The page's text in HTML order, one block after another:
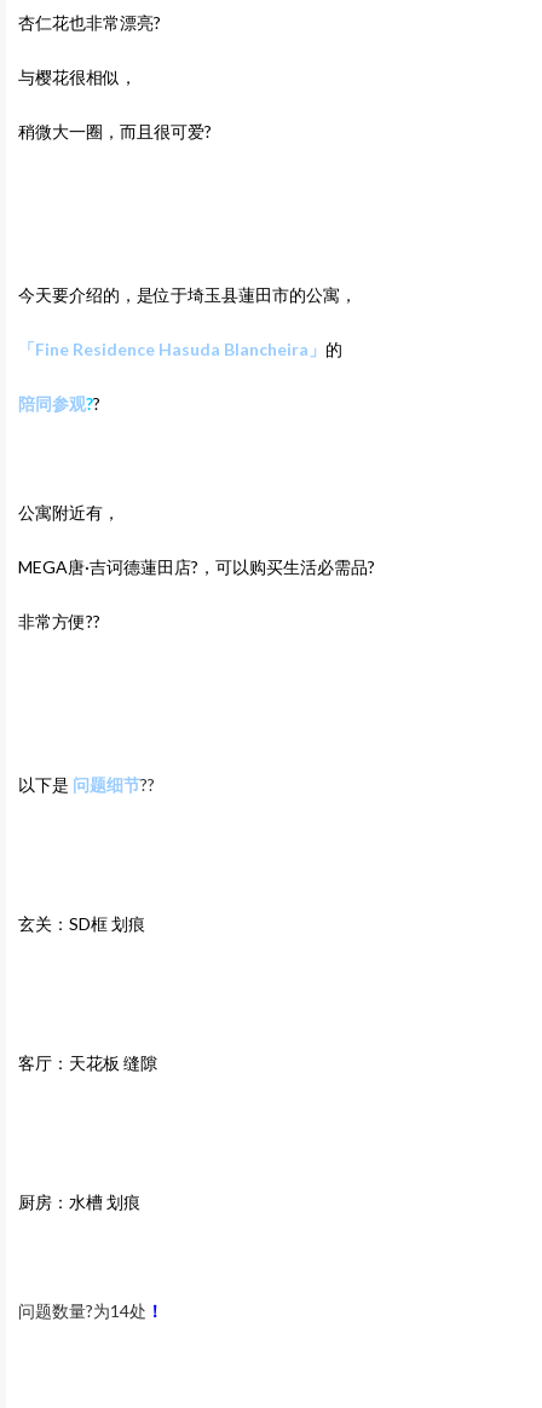
杏仁花也非常漂亮?
与樱花很相似，
稍微大一圈，而且很可爱?
今天要介绍的，是位于埼玉县蓮田市的公寓，
「Fine Residence Hasuda Blancheira」 的
陪同参观??
公寓附近有，
MEGA唐·吉诃德蓮田店?，可以购买生活必需品?
非常方便??
以下是 问题细节??
玄关：SD框 划痕
客厅：天花板 缝隙
厨房：水槽 划痕
问题数量?为14处 ！